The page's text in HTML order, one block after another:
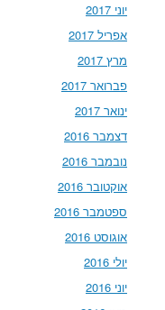
יוני 2017
אפריל 2017
מרץ 2017
פברואר 2017
ינואר 2017
דצמבר 2016
נובמבר 2016
אוקטובר 2016
ספטמבר 2016
אוגוסט 2016
יולי 2016
יוני 2016